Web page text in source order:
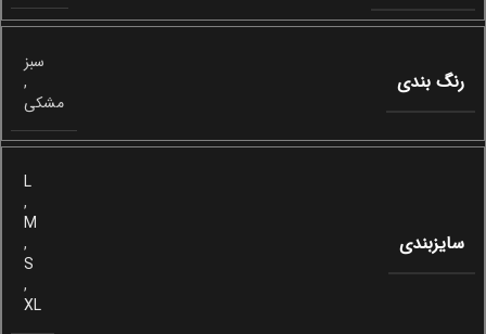
رنگ بندی
سبز
,
مشکی
سایزبندی
L
,
M
,
S
,
XL